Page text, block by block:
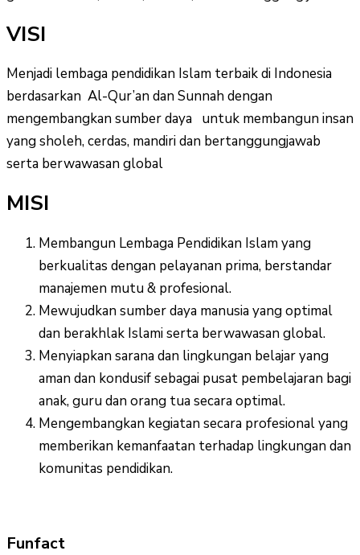
VISI
Menjadi lembaga pendidikan Islam terbaik di Indonesia
berdasarkan Al-Qur’an dan Sunnah dengan
mengembangkan sumber daya untuk membangun insan
yang sholeh, cerdas, mandiri dan bertanggungjawab
serta berwawasan global
MISI
Membangun Lembaga Pendidikan Islam yang
berkualitas dengan pelayanan prima, berstandar
manajemen mutu & profesional.
Mewujudkan sumber daya manusia yang optimal
dan berakhlak Islami serta berwawasan global.
Menyiapkan sarana dan lingkungan belajar yang
aman dan kondusif sebagai pusat pembelajaran bagi
anak, guru dan orang tua secara optimal.
Mengembangkan kegiatan secara profesional yang
memberikan kemanfaatan terhadap lingkungan dan
komunitas pendidikan.
Funfact